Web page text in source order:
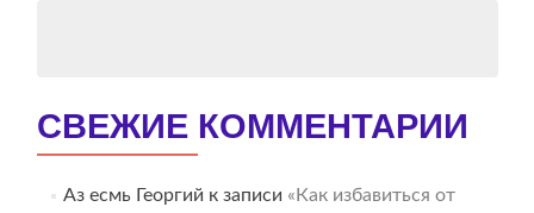
СВЕЖИЕ КОММЕНТАРИИ
Аз есмь Георгий к записи «Как избавиться от